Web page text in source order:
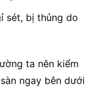
sét, bị thủng do
ta nên kiểm
ngay bên dưới